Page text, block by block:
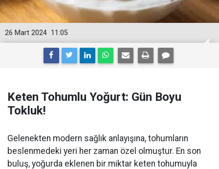
11:05
26 Mart 2024
Keten Tohumlu Yoğurt: Gün Boyu
Tokluk!
Gelenekten modern sağlık anlayışına, tohumların
beslenmedeki yeri her zaman özel olmuştur. En son
buluş, yoğurda eklenen bir miktar keten tohumuyla